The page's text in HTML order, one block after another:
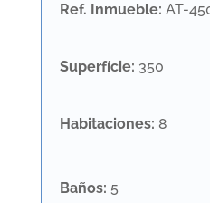
Ref. Inmueble: AT-
Superfície: 350
Habitaciones: 8
Baños: 5